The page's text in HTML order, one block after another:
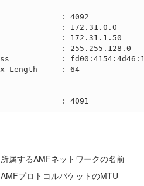
所属するAMFネットワークの名前
AMFプロトコルパケットのMTU